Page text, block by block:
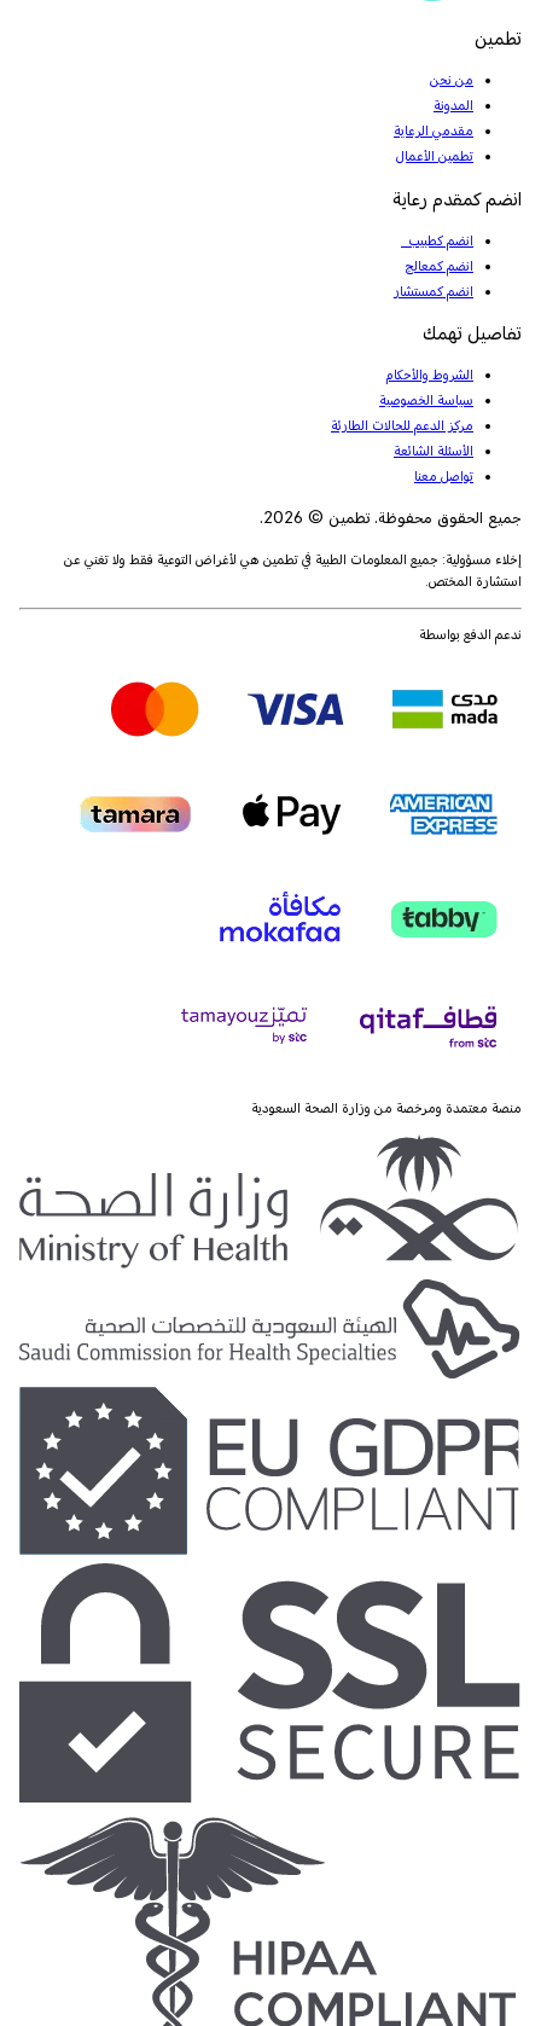
تطمين
من نحن
المدونة
مقدمي الرعاية
تطمين الأعمال
انضم كمقدم رعاية
انضم كطبيب
انضم كمعالج
انضم كمستشار
تفاصيل تهمك
الشروط والأحكام
سياسة الخصوصية
مركز الدعم للحالات الطارئة
الأسئلة الشائعة
تواصل معنا
جميع الحقوق محفوظة. تطمين © 2026.
إخلاء مسؤولية: جميع المعلومات الطبية في تطمين هي لأغراض التوعية فقط ولا تغني عن
استشارة المختص.
ندعم الدفع بواسطة
منصة معتمدة ومرخصة من وزارة الصحة السعودية